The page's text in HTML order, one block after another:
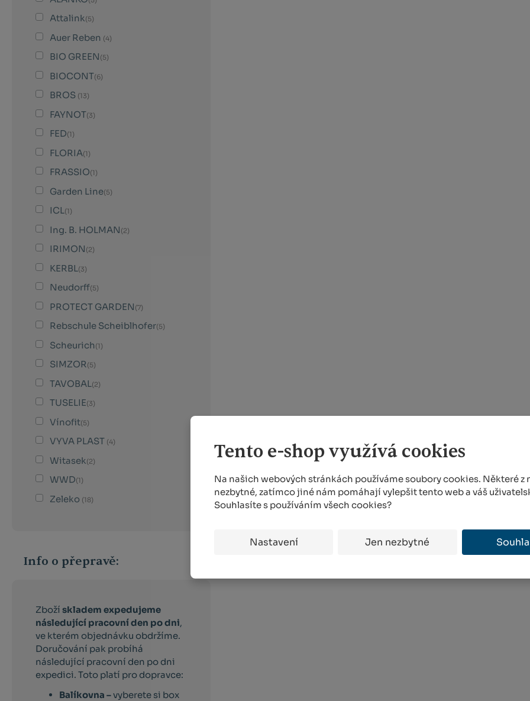
Tento e-shop využívá cookies
Na našich webových stránkách používáme soubory cookies. Některé z
nezbytné, zatímco jiné nám pomáhají vylepšit tento web a váš
Souhlasíte s používáním všech cookies?
Nastavení Jen nezbytné
Attalink(5)
Auer Reben (4)
BIO GREEN (5)
BIOCONT(6)
BROS (13)
FAYNOT(3)
FED(1)
FLORIA(1)
FRASSIO(1)
Garden Line(5)
ICL(1)
Ing. B. HOLMAN (2)
IRIMON (2)
KERBL(3)
Neudorff(5)
PROTECT GARDEN (7)
Rebschule Scheiblhofer(5)
Scheurich(1)
SIMZOR(5)
TAVOBAL(2)
TUSELIE(3)
Vínofit(5)
VYVA PLAST (4)
Witasek(2)
WWD(1)
Zeleko (18)
Info o přepravě:
Zboží skladem expedujeme
následující pracovní den po dni,
ve kterém objednávku obdržíme.
Doručování pak probíhá
následující pracovní den po dni
expedici. Toto platí pro dopravce:
Balíkovna –vyberete si box